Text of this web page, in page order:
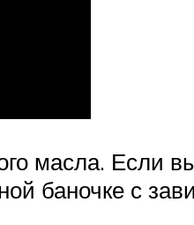
масла. Если
баночке с